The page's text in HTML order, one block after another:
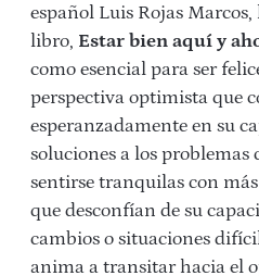
español Luis Rojas
libro, Estar bien aquí y
como esencial para ser
perspectiva optimista que
esperanzadamente en su
soluciones a los
sentirse tranquilas con
que desconfían de su
cambios o situaciones
anima a transitar hacia el